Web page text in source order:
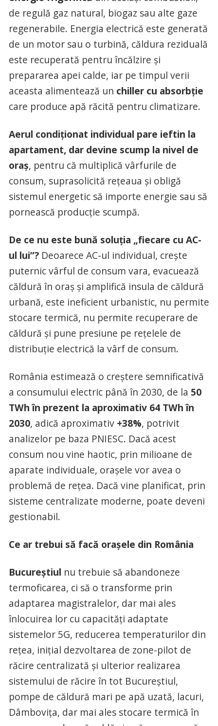
de regulă gaz natural, biogaz sau alte gaze
regenerabile. Energia electrică este generată
de un motor sau o turbină, căldura reziduală
este recuperată pentru încălzire și
prepararea apei calde, iar pe timpul verii
aceasta alimentează un chiller cu absorbție
care produce apă răcită pentru climatizare.
Aerul condiționat individual pare ieftin la
apartament, dar devine scump la nivel de
oraș, pentru că multiplică vârfurile de
consum, suprasolicită rețeaua și obligă
sistemul energetic să importe energie sau să
pornească producție scumpă.
De ce nu este bună soluția „fiecare cu AC-
ul lui”? Deoarece AC-ul individual, crește
puternic vârful de consum vara, evacuează
căldură în oraș și amplifică insula de căldură
urbană, este ineficient urbanistic, nu permite
stocare termică, nu permite recuperare de
căldură și pune presiune pe rețelele de
distribuție electrică la vârf de consum.
România estimează o creștere semnificativă
a consumului electric până în 2030, de la 50
TWh în prezent la aproximativ 64 TWh în
2030, adică aproximativ +38%, potrivit
analizelor pe baza PNIESC. Dacă acest
consum nou vine haotic, prin milioane de
aparate individuale, orașele vor avea o
problemă de rețea. Dacă vine planificat, prin
sisteme centralizate moderne, poate deveni
gestionabil.
Ce ar trebui să facă orașele din România
Bucureștiul nu trebuie să abandoneze
termoficarea, ci să o transforme prin
adaptarea magistralelor, dar mai ales
înlocuirea lor cu capacități adaptate
sistemelor 5G, reducerea temperaturilor din
rețea, inițial dezvoltarea de zone-pilot de
răcire centralizată și ulterior realizarea
sistemului de răcire în tot Bucureștiul,
pompe de căldură mari pe apă uzată, lacuri,
Dâmbovița, dar mai ales stocare termică în